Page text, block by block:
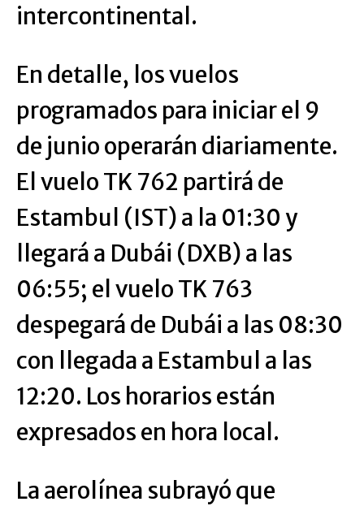
intercontinental.
En detalle, los vuelos
programados para iniciar el 9
de junio operarán diariamente.
El vuelo TK 762 partirá de
Estambul (IST) a la 01:30 y
llegará a Dubái (DXB) a las
06:55; el vuelo TK 763
despegará de Dubái a las 08:30
con llegada a Estambul a las
12:20. Los horarios están
expresados en hora local.
La aerolínea subrayó que